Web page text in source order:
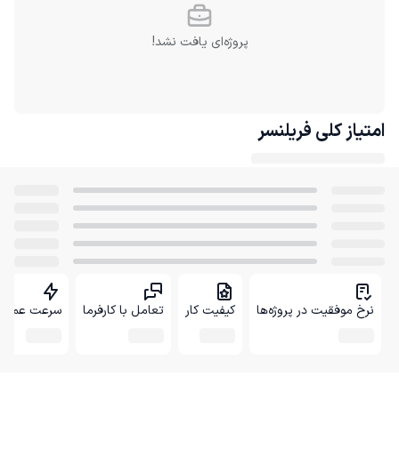
پروژه‌ای یافت نشد!
امتیاز کلی فریلنسر
نرخ موفقیت در پروژه‌ها کیفیت کار تعامل با کارفرما سرعت عمل